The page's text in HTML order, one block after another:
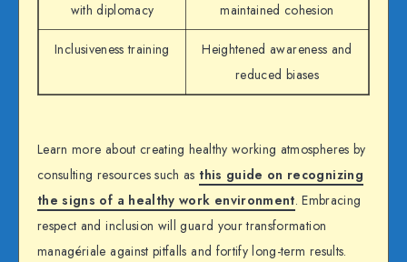
with diplomacy
maintained cohesion
Inclusiveness training
Heightened awareness and
reduced biases
Learn more about creating healthy working atmospheres by
consulting resources such as this guide on recognizing
the signs of a healthy work environment. Embracing
respect and inclusion will guard your transformation
managériale against pitfalls and fortify long-term results.